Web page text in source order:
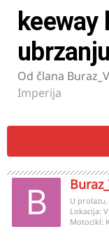
keeway
ubrzanju
Od člana
Imperija
U
Lokacija:
Motocikl: